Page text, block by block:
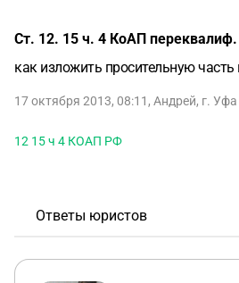
Ст. 12. 15 ч. 4 КоАП переквалиф.
как изложить просительную
17 октября 2013, 08:11 , Андрей, г. Уфа
12 15 ч 4 КОАП РФ
Ответы юристов